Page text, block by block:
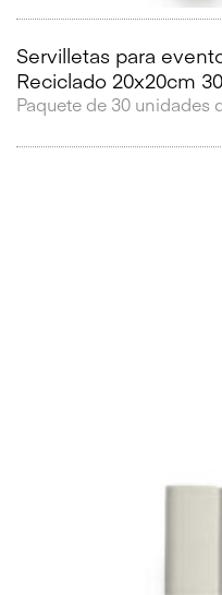
Servilletas para
Reciclado 20x20cm
Paquete de 30 unidades